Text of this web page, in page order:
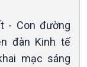
- Con đường
đàn Kinh tế
mạc sáng